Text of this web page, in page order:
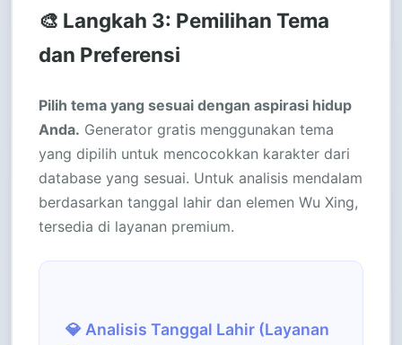
🎨 Langkah 3: Pemilihan Tema
dan Preferensi
Pilih tema yang sesuai dengan aspirasi hidup
Anda. Generator gratis menggunakan tema
yang dipilih untuk mencocokkan karakter dari
database yang sesuai. Untuk analisis mendalam
berdasarkan tanggal lahir dan elemen Wu Xing,
tersedia di layanan premium.
💎 Analisis Tanggal Lahir (Layanan